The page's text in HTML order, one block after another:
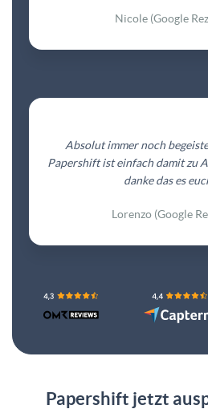
Nicole (Google
Absolut immer noch
Papershift ist einfach damit zu
danke das es
Lorenzo (Google
Papershift jetzt